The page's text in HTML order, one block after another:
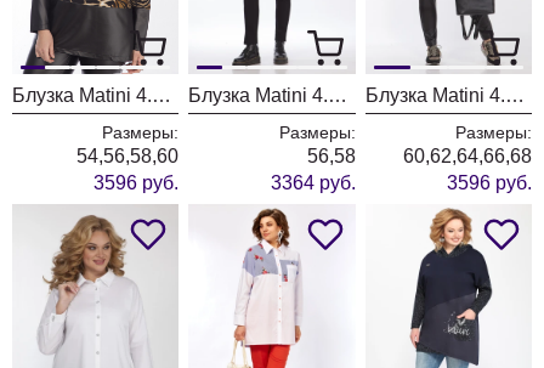
Блузка Matini 4.1584
Размеры:
54,56,58,60
3596 руб.
Блузка Matini 4.1515
Размеры:
56,58
3364 руб.
Блузка Matini 4.1269 клетка+черный
Размеры:
60,62,64,66,68
3596 руб.